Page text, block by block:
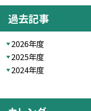
過去記事
2026年度
2025年度
2024年度